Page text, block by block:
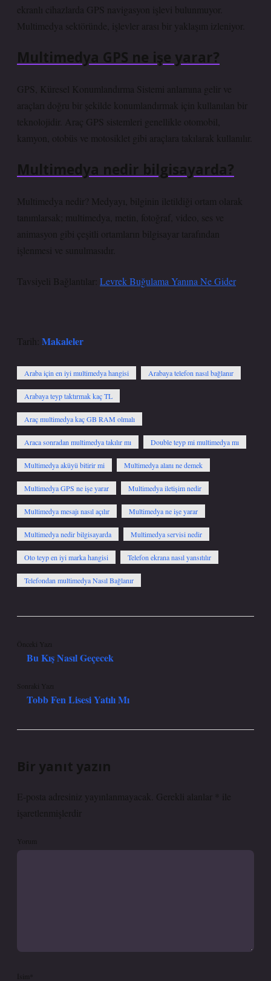
ekranlı cihazlarda GPS navigasyon işlevi bulunmuyor.
Multimedya sektöründe, işlevler arası bir yaklaşım izleniyor.
Multimedya GPS ne işe yarar?
GPS, Küresel Konumlandırma Sistemi anlamına gelir ve
araçları doğru bir şekilde konumlandırmak için kullanılan bir
teknolojidir. Araç GPS sistemleri genellikle otomobil,
kamyon, otobüs ve motosiklet gibi araçlara takılarak kullanılır.
Multimedya nedir bilgisayarda?
Multimedya nedir? Medyayı, bilginin iletildiği ortam olarak
tanımlarsak; multimedya, metin, fotoğraf, video, ses ve
animasyon gibi çeşitli ortamların bilgisayar tarafından
işlenmesi ve sunulmasıdır.
Tavsiyeli Bağlantılar: Levrek Buğulama Yanına Ne Gider
Tarih: Makaleler
Araba için en iyi multimedya hangisi Arabaya telefon nasıl bağlanır
Arabaya teyp taktırmak kaç TL
Araç multimedya kaç GB RAM olmalı
Araca sonradan multimedya takılır mı Double teyp mi multimedya mı
Multimedya aküyü bitirir mi Multimedya alanı ne demek
Multimedya GPS ne işe yarar Multimedya iletişim nedir
Multimedya mesajı nasıl açılır Multimedya ne işe yarar
Multimedya nedir bilgisayarda Multimedya servisi nedir
Oto teyp en iyi marka hangisi Telefon ekrana nasıl yansıtılır
Telefondan multimedya Nasıl Bağlanır
Önceki Yazı
Bu Kış Nasıl Geçecek
Sonraki Yazı
Tobb Fen Lisesi Yatılı Mı
Bir yanıt yazın
E-posta adresiniz yayınlanmayacak. Gerekli alanlar
ile
işaretlenmişlerdir
Yorum
İsim*